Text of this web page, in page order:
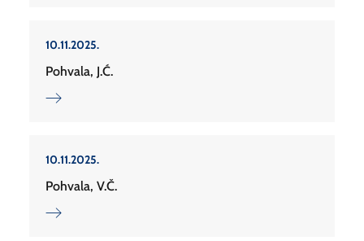
10.11.2025.
Pohvala, J.Ć.
10.11.2025.
Pohvala, V.Č.